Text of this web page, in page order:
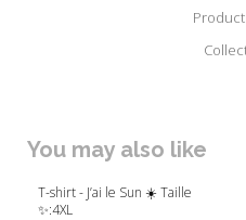
You may also like
T-shirt - J’ai le Sun ☀️ Taille
✨:4XL